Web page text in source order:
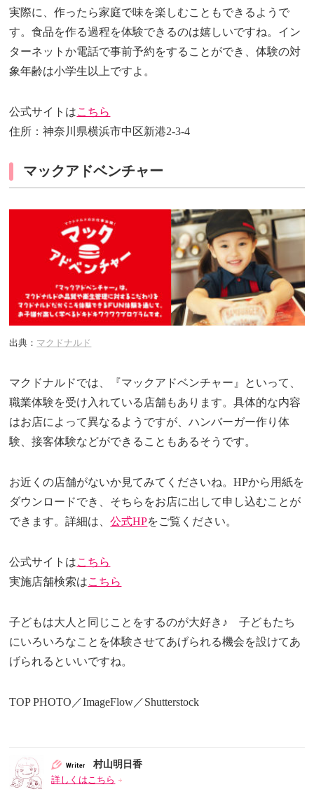
実際に、作ったら家庭で味を楽しむこともできるようで
す。食品を作る過程を体験できるのは嬉しいですね。イン
ターネットか電話で事前予約をすることができ、体験の対
象年齢は小学生以上ですよ。
公式サイトはこちら
住所：神奈川県横浜市中区新港2-3-4
マックアドベンチャー
出典： マクドナルド
マクドナルドでは、『マックアドベンチャー』といって、
職業体験を受け入れている店舗もあります。具体的な内容
はお店によって異なるようですが、ハンバーガー作り体
験、接客体験などができることもあるそうです。
お近くの店舗がないか見てみてくださいね。HPから用紙を
ダウンロードでき、そちらをお店に出して申し込むことが
できます。詳細は、公式HPをご覧ください。
公式サイトはこちら
実施店舗検索はこちら
子どもは大人と同じことをするのが大好き♪ 子どもたち
にいろいろなことを体験させてあげられる機会を設けてあ
げられるといいですね。
TOP PHOTO／ImageFlow／Shutterstock
村山明日香
詳しくはこちら